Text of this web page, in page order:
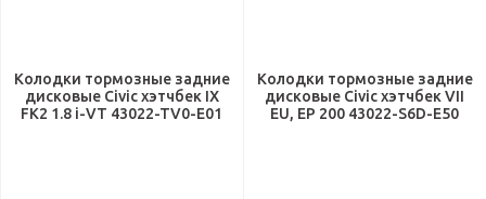
Колодки тормозные задние
дисковые Civic хэтчбек IX
FK2 1.8 i-VT 43022-TV0-E01
Колодки тормозные задние
дисковые Civic хэтчбек VII
EU, EP 200 43022-S6D-E50